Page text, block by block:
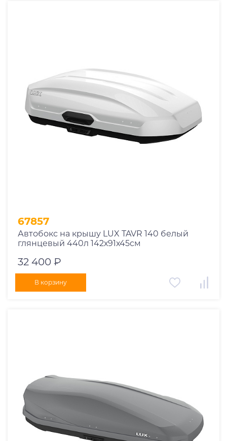
67857
Автобокс на крышу LUX TAVR 140 белый
глянцевый 440л 142х91х45см
32 400 ₽
В корзину